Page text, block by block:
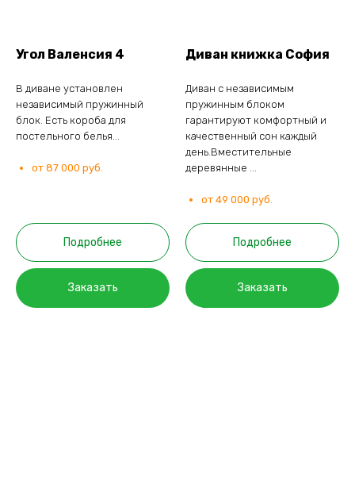
Угол Валенсия 4
В диване установлен
независимый пружинный
блок. Есть короба для
постельного белья...
от 87 000 руб.
Подробнее
Заказать
Диван книжка София
Диван с независимым
пружинным блоком
гарантируют комфортный и
качественный сон каждый
день.Вместительные
деревянные ...
от 49 000 руб.
Подробнее
Заказать